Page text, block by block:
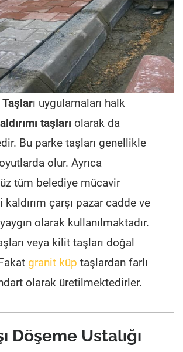
ı uygulamaları halk
taşları olarak da
Bu parke taşları genellikle
olur. Ayrıca
tüm belediye mücavir
kaldırım çarşı pazar cadde ve
olarak kullanılmaktadır.
veya kilit taşları doğal
granit küp taşlardan farlı
olarak üretilmektedirler.
Döşeme Ustalığı